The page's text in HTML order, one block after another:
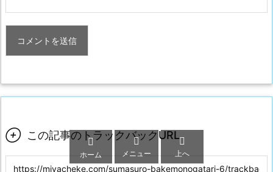
 この記事のトラックバックURL

ホーム

メニュー

上へ